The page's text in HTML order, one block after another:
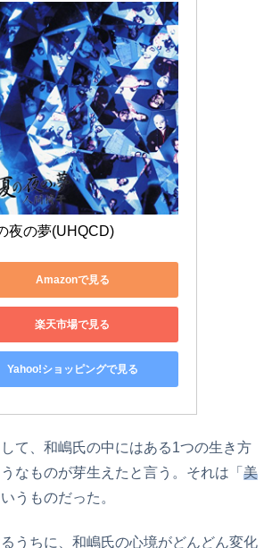
夜の夢(UHQCD)
Amazonで見る
楽天市場で見る
Yahoo!ショッピングで見る
て、和嶋氏の中にはある1つの生き方
なものが芽生えたと言う。それは「 美
いうものだった。
うちに、和嶋氏の心境がどんどん変化